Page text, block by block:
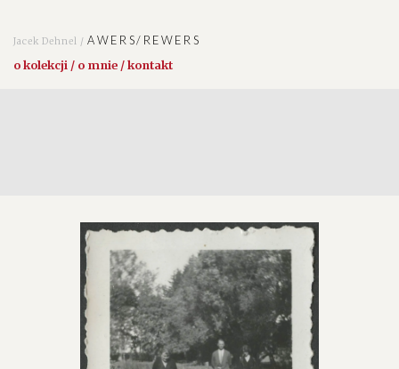
Jacek Dehnel /AWERS/REWERS
o kolekcji / o mnie / kontakt